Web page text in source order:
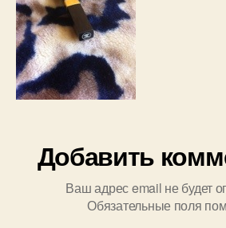
Добавить
Ваш адрес email не будет
Обязательные поля